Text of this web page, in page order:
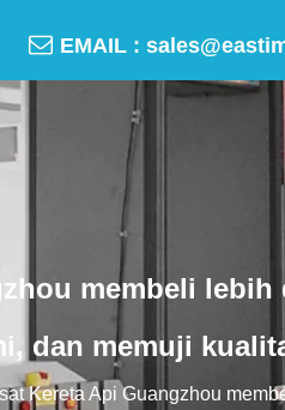
 EMAIL :
membeli
dan memuji
Kereta Api Guangzhou